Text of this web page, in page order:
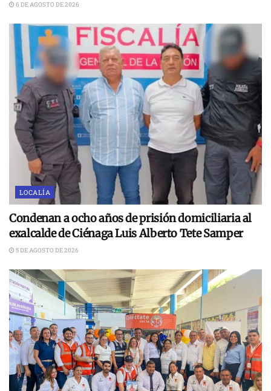
6 DE AGOSTO DE 2026
LOCALÍA
Condenan a ocho años de prisión domiciliaria al
exalcalde de Ciénaga Luis Alberto Tete Samper
5 DE AGOSTO DE 2026